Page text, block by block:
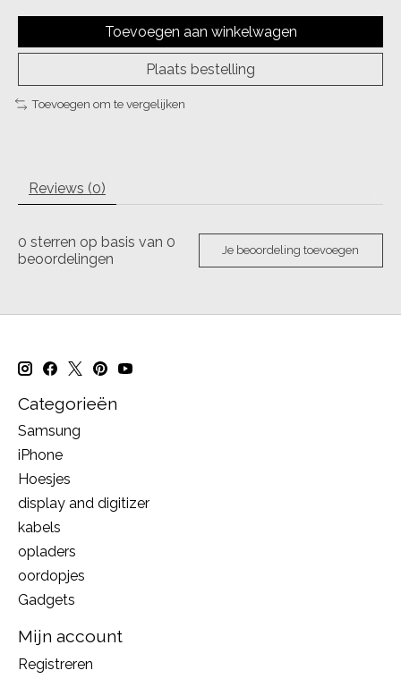
Toevoegen aan winkelwagen
Plaats bestelling
Toevoegen om te vergelijken
Reviews (0)
0 sterren op basis van 0
beoordelingen
Je beoordeling toevoegen
Categorieën
Samsung
iPhone
Hoesjes
display and digitizer
kabels
opladers
oordopjes
Gadgets
Mijn account
Registreren